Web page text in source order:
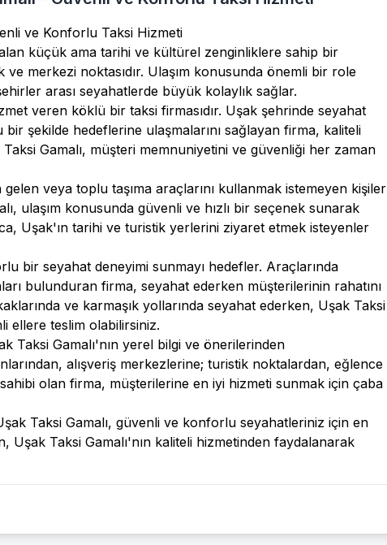
ve Konforlu Taksi Hizmeti
küçük ama tarihi ve kültürel zenginliklere sahip bir
merkezi noktasıdır. Ulaşım konusunda önemli bir role
arası seyahatlerde büyük kolaylık sağlar.
veren köklü bir taksi firmasıdır. Uşak şehrinde seyahat
şekilde hedeflerine ulaşmalarını sağlayan firma, kaliteli
Taksi Gamalı, müşteri memnuniyetini ve güvenliği her zaman
veya toplu taşıma araçlarını kullanmak istemeyen kişiler
ulaşım konusunda güvenli ve hızlı bir seçenek sunarak
Uşak'ın tarihi ve turistik yerlerini ziyaret etmek isteyenler
bir seyahat deneyimi sunmayı hedefler. Araçlarında
bulunduran firma, seyahat ederken müşterilerinin rahatını
ve karmaşık yollarında seyahat ederken, Uşak Taksi
ellere teslim olabilirsiniz.
Taksi Gamalı'nın yerel bilgi ve önerilerinden
alışveriş merkezlerine; turistik noktalardan, eğlence
olan firma, müşterilerine en iyi hizmeti sunmak için çaba
Taksi Gamalı, güvenli ve konforlu seyahatleriniz için en
Uşak Taksi Gamalı'nın kaliteli hizmetinden faydalanarak